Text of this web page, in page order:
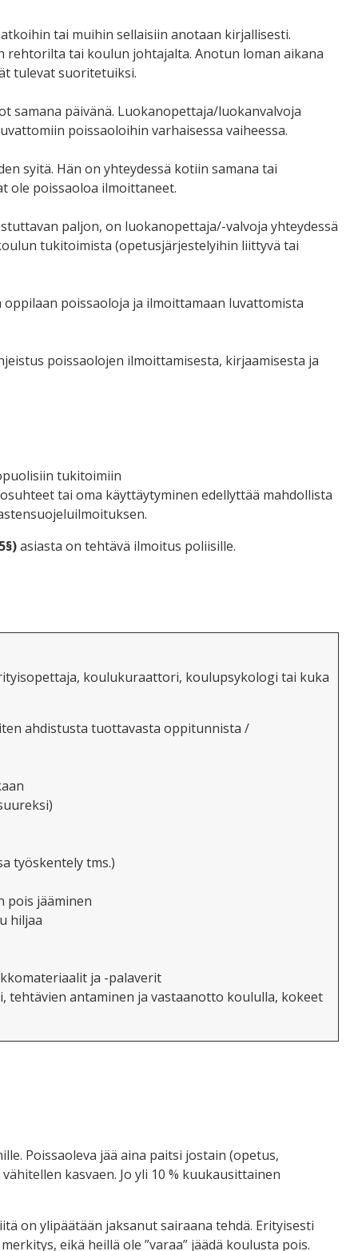
tai muihin sellaisiin anotaan kirjallisesti.
rehtorilta tai koulun johtajalta. Anotun loman aikana
tulevat suoritetuiksi.
samana päivänä. Luokanopettaja/luokanvalvoja
poissaoloihin varhaisessa vaiheessa.
syitä. Hän on yhteydessä kotiin samana tai
ole poissaoloa ilmoittaneet.
paljon, on luokanopettaja/-valvoja yhteydessä
tukitoimista (opetusjärjestelyihin liittyvä tai
poissaoloja ja ilmoittamaan luvattomista
poissaolojen ilmoittamisesta, kirjaamisesta ja
tukitoimiin
tai oma käyttäytyminen edellyttää mahdollista
asiasta on tehtävä ilmoitus poliisille.
koulukuraattori, koulupsykologi tai kuka
ahdistusta tuottavasta oppitunnista /
)
työskentely tms.)
pois jääminen
hiljaa
ja -palaverit
tehtävien antaminen ja vastaanotto koululla, kokeet
Poissaoleva jää aina paitsi jostain (opetus,
kasvaen. Jo yli 10 % kuukausittainen
on ylipäätään jaksanut sairaana tehdä. Erityisesti
eikä heillä ole ”varaa” jäädä koulusta pois.